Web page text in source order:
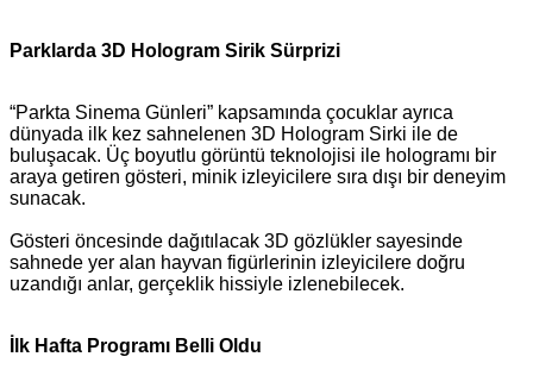
Parklarda 3D Hologram Sirik Sürprizi
“Parkta Sinema Günleri” kapsamında çocuklar ayrıca
dünyada ilk kez sahnelenen 3D Hologram Sirki ile de
buluşacak. Üç boyutlu görüntü teknolojisi ile hologramı bir
araya getiren gösteri, minik izleyicilere sıra dışı bir deneyim
sunacak.
Gösteri öncesinde dağıtılacak 3D gözlükler sayesinde
sahnede yer alan hayvan figürlerinin izleyicilere doğru
uzandığı anlar, gerçeklik hissiyle izlenebilecek.
İlk Hafta Programı Belli Oldu